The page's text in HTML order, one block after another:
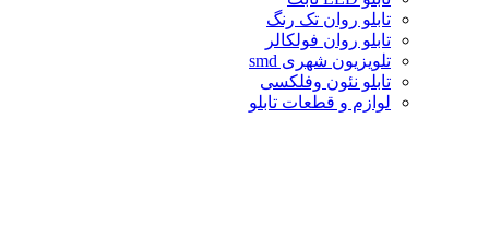
تابلو روان تک رنگ
تابلو روان فولكالر
تلويزيون شهرى smd
تابلو نئون وفلکسی
لوازم و قطعات تابلو